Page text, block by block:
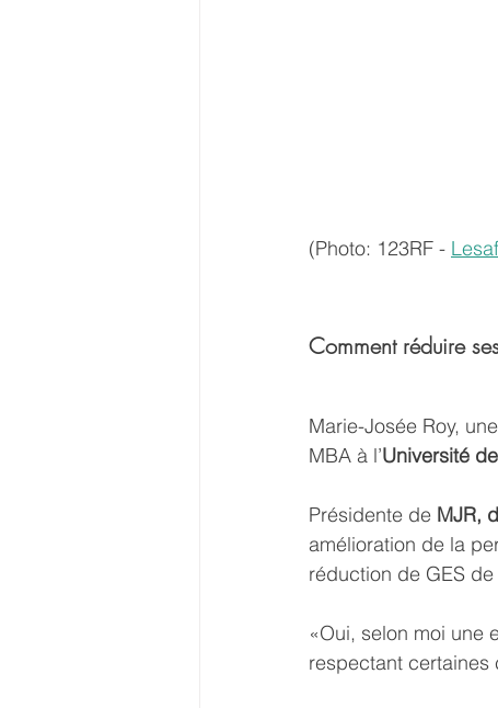
(Photo: 123RF -
Comment réduire
Marie-Josée Roy,
MBA à l’Université
Présidente de MJR,
amélioration de la
réduction de GES
«Oui, selon moi une
respectant certaines